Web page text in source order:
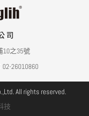
司
10之35號
02-26010860
All rights reserved.
技